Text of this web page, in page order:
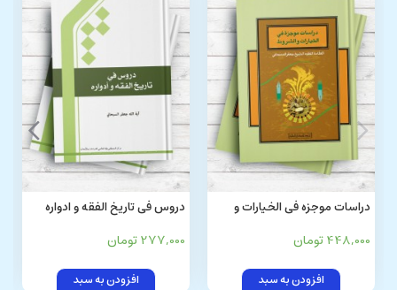
دراسات موجزه فی الخیارات و
448,000 تومان
افزودن به سبد
دروس فی تاریخ الفقه و ادواره
277,000 تومان
افزودن به سبد